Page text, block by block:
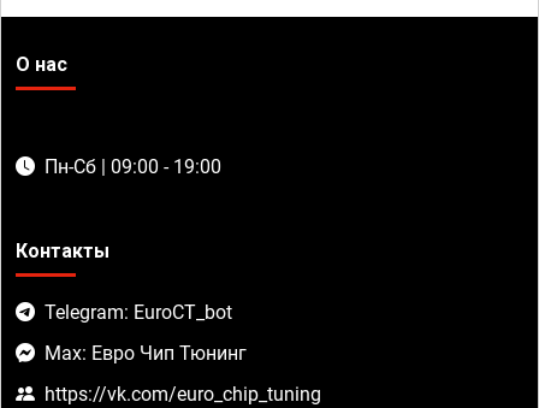
О нас
Пн-Сб | 09:00 - 19:00
Контакты
Telegram: EuroCT_bot
Max: Евро Чип Тюнинг
https://vk.com/euro_chip_tuning